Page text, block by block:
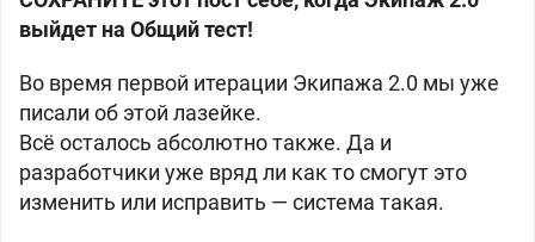
выйдет на Общий тест!
Во время первой итерации Экипажа 2.0 мы уже
писали об этой лазейке.
Всё осталось абсолютно также. Да и
разработчики уже вряд ли как то смогут это
изменить или исправить — система такая.